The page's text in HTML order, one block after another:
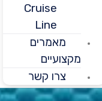
Cruise
מאמרים
מקצועיים
צרו קשר